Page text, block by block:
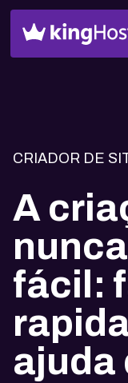
CRIADOR DE
A
fácil:
ajuda